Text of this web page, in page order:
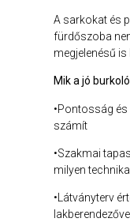
A sarkokat és
fürdőszoba
megjelenésű is
Mik a jó
•Pontosság
számít
•Szakmai
milyen
•Látványterv